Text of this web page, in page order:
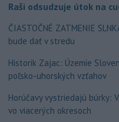
Raši odsudzuje útok na
ČIASTOČNÉ ZATMENIE
bude dať v stredu
Historik Zajac: Územie
poľsko-uhorských vzťahov
Horúčavy vystriedajú búrky:
vo viacerých okresoch